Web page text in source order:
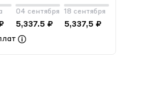
04 сентября
5,337.5 ₽
18 сентября
5,337,5 ₽